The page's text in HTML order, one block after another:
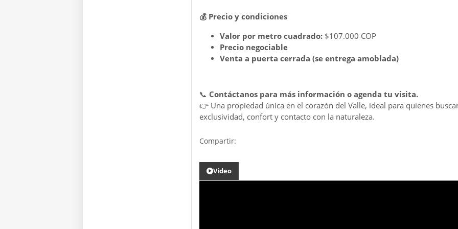
💰Precio y condiciones
Valor por metro cuadrado:$107.000 COP
Precio negociable
Venta a puerta cerrada (se entrega amoblada)
📞 Contáctanos para más información o agenda tu visita.
👉 Una propiedad única en el corazón del Valle, ideal para quienes
exclusividad, confort y contacto con la naturaleza.
Compartir:
Video